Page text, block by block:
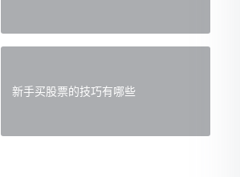
新手买股票的技巧有哪些